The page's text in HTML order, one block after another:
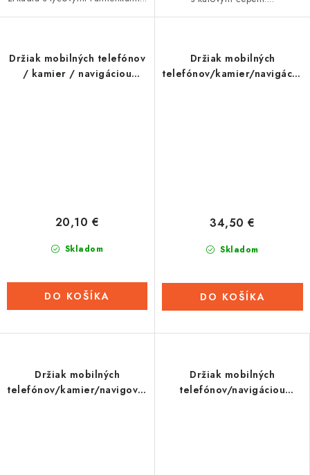
Držiak mobilných telefónov
/ kamier / navigáciou
Skladom
20,10 €
DO KOŠÍKA
Držiak mobilných
telefónov/kamier/navigáciou
Skladom
34,50 €
DO KOŠÍKA
Držiak mobilných
telefónov/kamier/navigovací
Držiak mobilných
telefónov/navigáciou